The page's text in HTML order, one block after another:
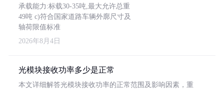
承载能力:标载30-35吨,最大允许总重
49吨 c)符合国家道路车辆外廓尺寸及
轴荷限值标准
2026年8月4日
光模块接收功率多少是正常
本文详细解答光模块接收功率的正常范围及影响因素，重